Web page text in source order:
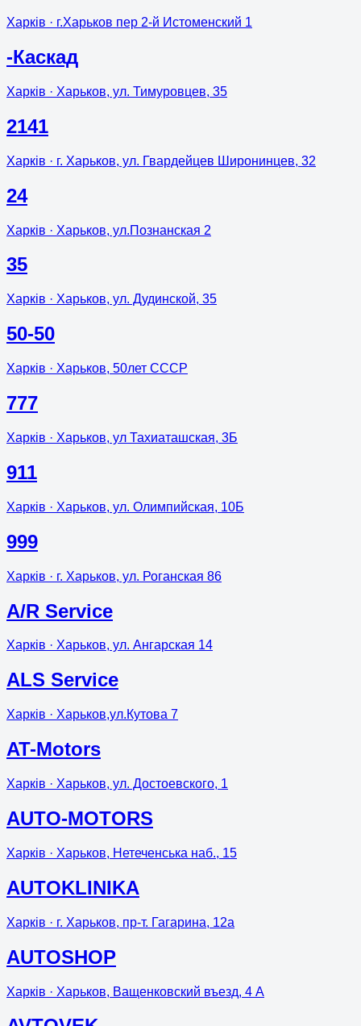
Харків · г.Харьков пер 2-й Истоменский 1
-Каскад
Харків · Харьков, ул. Тимуровцев, 35
2141
Харків · г. Харьков, ул. Гвардейцев Широнинцев, 32
24
Харків · Харьков, ул.Познанская 2
35
Харків · Харьков, ул. Дудинской, 35
50-50
Харків · Харьков, 50лет СССР
777
Харків · Харьков, ул Тахиаташская, 3Б
911
Харків · Харьков, ул. Олимпийская, 10Б
999
Харків · г. Харьков, ул. Роганская 86
A/R Service
Харків · Харьков, ул. Ангарская 14
ALS Service
Харків · Харьков,ул.Кутова 7
AT-Motors
Харків · Харьков, ул. Достоевского, 1
AUTO-MOTORS
Харків · Харьков, Нетеченська наб., 15
AUTOKLINIKA
Харків · г. Харьков, пр-т. Гагарина, 12а
AUTOSHOP
Харків · Харьков, Ващенковский въезд, 4 А